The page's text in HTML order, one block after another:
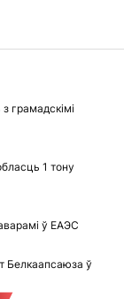
грамадскімі
1 тону
ў ЕАЭС
Белкаапсаюза ў